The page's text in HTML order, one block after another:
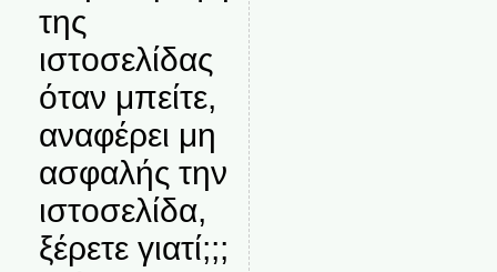
της
ιστοσελίδας
όταν μπείτε,
αναφέρει μη
ασφαλής την
ιστοσελίδα,
ξέρετε γιατί;;;